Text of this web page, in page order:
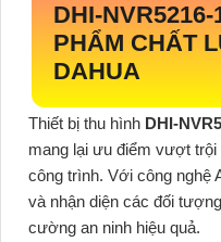
DHI-NVR5216-
PHẨM CHẤT
DAHUA
Thiết bị thu hình DHI-
mang lại ưu điểm vượt
công trình. Với công nghệ
và nhận diện các đối
cường an ninh hiệu quả.